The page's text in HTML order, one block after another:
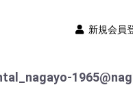
新規会員